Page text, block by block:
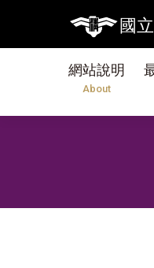
國
網站說明
About